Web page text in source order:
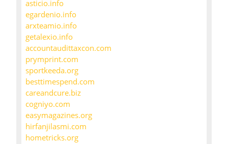
asticio.info
egardenio.info
arxteamio.info
getalexio.info
accountaudittaxcon.com
prymprint.com
sportkeeda.org
besttimespend.com
careandcure.biz
cogniyo.com
easymagazines.org
hirfanjilasmi.com
hometricks.org